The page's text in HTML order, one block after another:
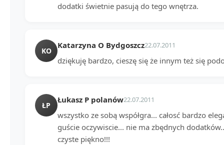
dodatki świetnie pasują do tego wnętrza.
KO
Katarzyna O Bydgoszcz22.07.2011
dziękuję bardzo, cieszę się że innym też się
ŁP
Łukasz P polanów22.07.2011
wszystko ze sobą współgra... całosć bardzo
guście oczywiscie... nie ma zbędnych
czyste piękno!!!